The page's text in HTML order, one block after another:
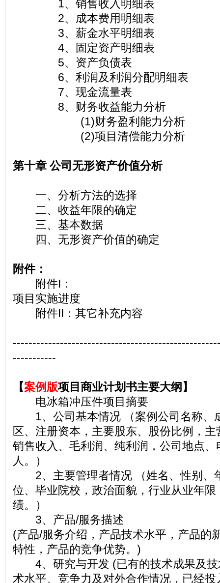
1、销售收入明细表
2、成本费用明细表
3、薪金水平明细表
4、固定资产明细表
5、资产负债表
6、利润及利润分配明细表
7、现金流量表
8、财务收益能力分析
(1)财务盈利能力分析
(2)项目清偿能力分析
第十章 公司无形资产价值分析
一、分析方法的选择
二、收益年限的确定
三、基本数据
四、无形资产价值的确定
附件：
附件I：
项目实施进度
附件II：其它补充内容
-----------
【案例版项目商业计划书主要大纲】
电冰箱冲压件项目摘要
1、公司基本情况 （案例公司名称、
区、注册资本，主要股东、股份比例，
销售收入、毛利润、纯利润，公司地点
人。）
2、主要管理者情况 （姓名、性别、
位、毕业院校，政治面貌，行业从业年
绩。）
3、产品/服务描述
(产品/服务介绍，产品技术水平，产品的
特性，产品的竞争优势。)
4、研究与开发 (已有的技术成果及技
术水平、竞争力及对外合作情况，已经